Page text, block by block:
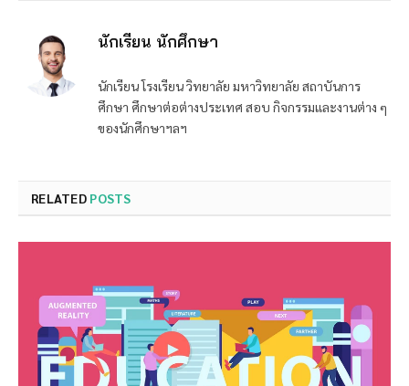
นักเรียน นักศึกษา
นักเรียน โรงเรียน วิทยาลัย มหาวิทยาลัย สถาบันการ
ศึกษา ศึกษาต่อต่างประเทศ สอบ กิจกรรมและงานต่าง ๆ
ของนักศึกษาฯลฯ
RELATED POSTS